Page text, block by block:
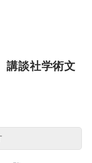
談社学術文